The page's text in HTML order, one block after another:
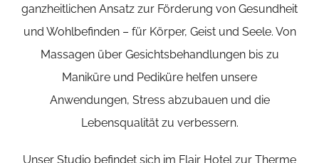
ganzheitlichen Ansatz zur Förderung von Gesundheit
und Wohlbefinden – für Körper, Geist und Seele. Von
Massagen über Gesichtsbehandlungen bis zu
Maniküre und Pediküre helfen unsere
Anwendungen, Stress abzubauen und die
Lebensqualität zu verbessern.
Unser Studio befindet sich im Flair Hotel zur Therme